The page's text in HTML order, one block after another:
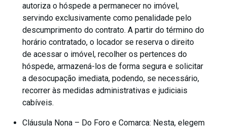
autoriza o hóspede a permanecer no imóvel,
servindo exclusivamente como penalidade pelo
descumprimento do contrato. A partir do término do
horário contratado, o locador se reserva o direito
de acessar o imóvel, recolher os pertences do
hóspede, armazená-los de forma segura e solicitar
a desocupação imediata, podendo, se necessário,
recorrer às medidas administrativas e judiciais
cabíveis.
Cláusula Nona – Do Foro e Comarca: Nesta, elegem